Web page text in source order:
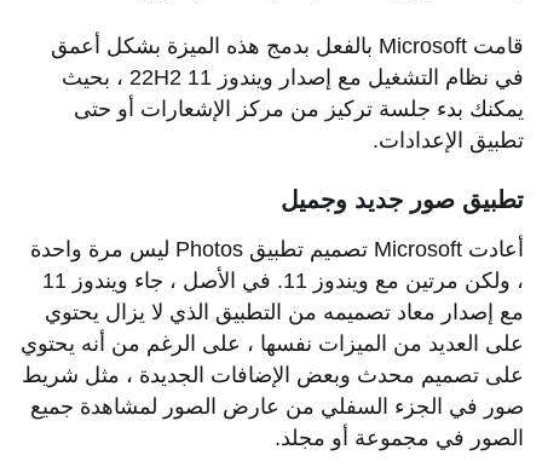
قامت Microsoft بالفعل بدمج هذه الميزة بشكل أعمق
في نظام التشغيل مع إصدار ويندوز 11 22H2 ، بحيث
يمكنك بدء جلسة تركيز من مركز الإشعارات أو حتى
تطبيق الإعدادات.
تطبيق صور جديد وجميل
أعادت Microsoft تصميم تطبيق Photos ليس مرة واحدة
، ولكن مرتين مع ويندوز 11. في الأصل ، جاء ويندوز 11
مع إصدار معاد تصميمه من التطبيق الذي لا يزال يحتوي
على العديد من الميزات نفسها ، على الرغم من أنه يحتوي
على تصميم محدث وبعض الإضافات الجديدة ، مثل شريط
صور في الجزء السفلي من عارض الصور لمشاهدة جميع
الصور في مجموعة أو مجلد.